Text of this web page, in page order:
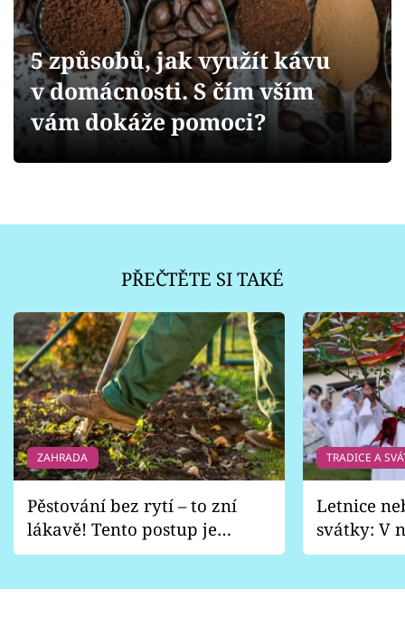
Přihlášení
Sledujte nás
5 způsobů, jak využít kávu
v domácnosti. S čím vším
vám dokáže pomoci?
PŘEČTĚTE SI TAKÉ
ZAHRADA
Pěstování bez rytí – to zní
lákavě! Tento postup je
vhodný jen pro některé
TRADICE A
Letnice
svátky: V
pondělí